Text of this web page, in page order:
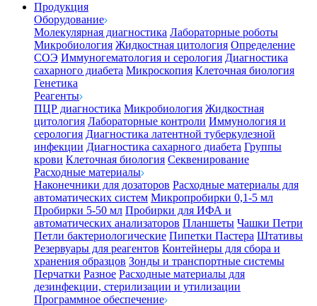
Продукция
Оборудование
Молекулярная диагностика Лабораторные роботы
Микробиология Жидкостная цитология Определение
СОЭ Иммуногематология и серология Диагностика
сахарного диабета Микроскопия Клеточная биология
Генетика
Реагенты
ПЦР диагностика Микробиология Жидкостная
цитология Лабораторные контроли Иммунология и
серология Диагностика латентной туберкулезной
инфекции Диагностика сахарного диабета Группы
крови Клеточная биология Секвенирование
Расходные материалы
Наконечники для дозаторов Расходные материалы для
автоматических систем Микропробирки 0,1-5 мл
Пробирки 5-50 мл Пробирки для ИФА и
автоматических анализаторов Планшеты Чашки Петри
Петли бактериологические Пипетки Пастера Штативы
Резервуары для реагентов Контейнеры для сбора и
хранения образцов Зонды и транспортные системы
Перчатки Разное Расходные материалы для
дезинфекции, стерилизации и утилизации
Программное обеспечение